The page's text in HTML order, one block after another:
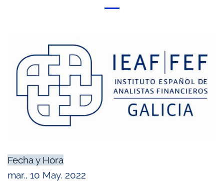
Fecha y Hora
mar., 10 May. 2022